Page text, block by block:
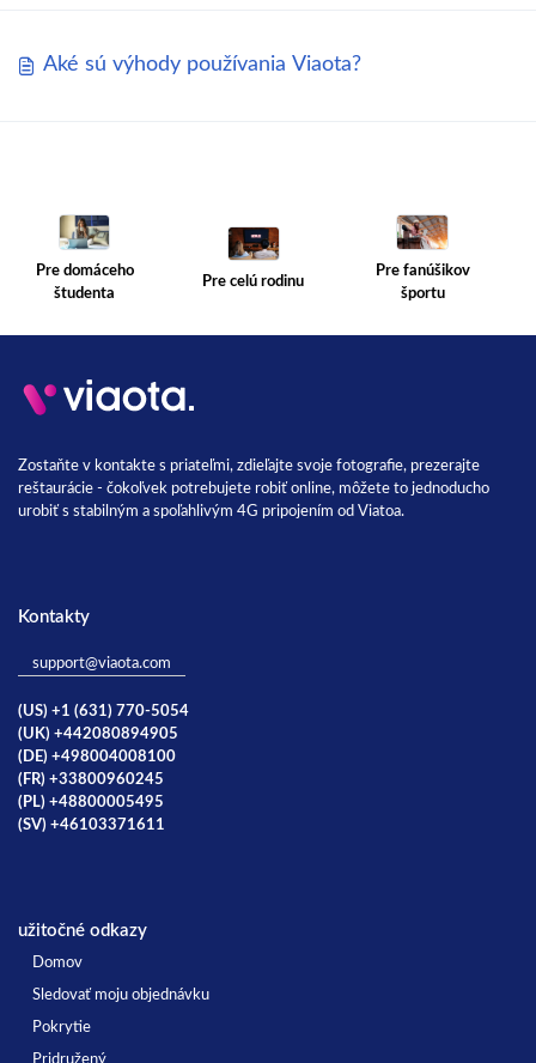
Aké sú výhody používania Viaota?
Pre domáceho
študenta
Pre celú rodinu
Pre fanúšikov
športu
Zostaňte v kontakte s priateľmi, zdieľajte svoje fotografie, prezerajte
reštaurácie - čokoľvek potrebujete robiť online, môžete to jednoducho
urobiť s stabilným a spoľahlivým 4G pripojením od Viatoa.
Kontakty
support@viaota.com
(US) +1 (631) 770-5054
(UK) +442080894905
(DE) +498004008100
(FR) +33800960245
(PL) +48800005495
(SV) +46103371611
užitočné odkazy
Domov
Sledovať moju objednávku
Pokrytie
Pridružený